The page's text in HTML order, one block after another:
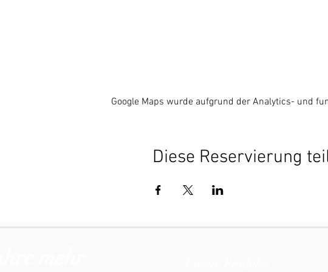
Google Maps wurde aufgrund der Analytics- und
Diese Reservierung